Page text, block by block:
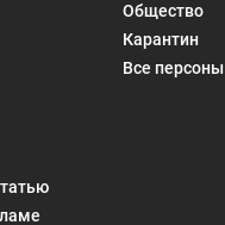
Общество
Карантин
Все персоны